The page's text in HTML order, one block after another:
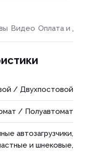
Видео Оплата и
/ Двухпостовой
/ Полуавтомат
автозагрузчики,
и шнековые,